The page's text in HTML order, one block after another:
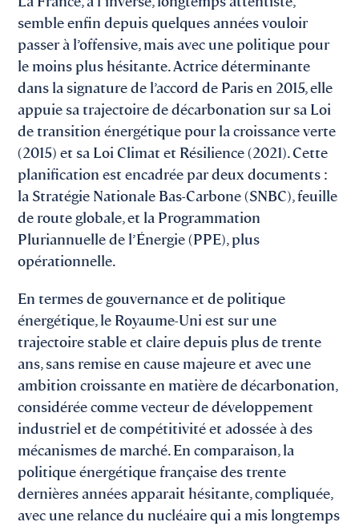
semble enfin depuis quelques années vouloir
passer à l’offensive, mais avec une politique pour
le moins plus hésitante. Actrice déterminante
dans la signature de l’accord de Paris en 2015, elle
appuie sa trajectoire de décarbonation sur sa Loi
de transition énergétique pour la croissance verte
(2015) et sa Loi Climat et Résilience (2021). Cette
planification est encadrée par deux documents :
la Stratégie Nationale Bas-Carbone (SNBC), feuille
de route globale, et la Programmation
Pluriannuelle de l’Énergie (PPE), plus
opérationnelle.
En termes de gouvernance et de politique
énergétique, le Royaume-Uni est sur une
trajectoire stable et claire depuis plus de trente
ans, sans remise en cause majeure et avec une
ambition croissante en matière de décarbonation,
considérée comme vecteur de développement
industriel et de compétitivité et adossée à des
mécanismes de marché. En comparaison, la
politique énergétique française des trente
dernières années apparait hésitante, compliquée,
avec une relance du nucléaire qui a mis longtemps